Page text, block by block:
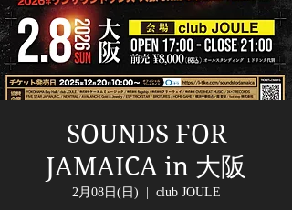
SOUNDS FOR
JAMAICA in 大阪
2月08日(日) club JOULE